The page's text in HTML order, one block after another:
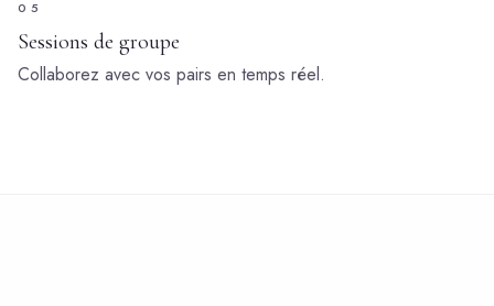
05
Sessions de groupe
Collaborez avec vos pairs en temps réel.